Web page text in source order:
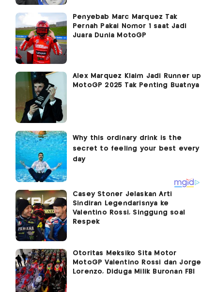
Penyebab Marc Marquez Tak
Pernah Pakai Nomor 1 saat Jadi
Juara Dunia MotoGP
Alex Marquez Klaim Jadi Runner up
MotoGP 2025 Tak Penting Buatnya
Casey Stoner Jelaskan Arti
Sindiran Legendarisnya ke
Valentino Rossi, Singgung soal
Respek
Otoritas Meksiko Sita Motor
MotoGP Valentino Rossi dan Jorge
Lorenzo, Diduga Milik Buronan FBI